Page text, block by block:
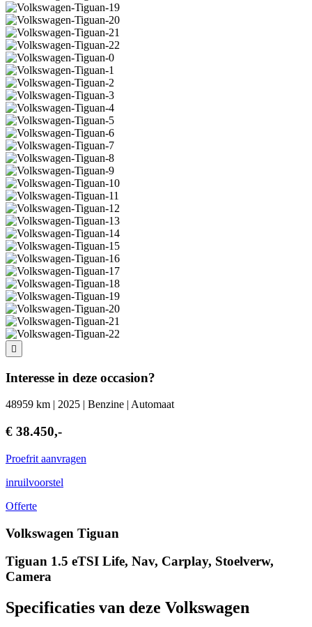
Interesse in deze occasion?
48959 km | 2025 | Benzine | Automaat
€ 38.450,-
Proefrit aanvragen
inruilvoorstel
Offerte
Volkswagen Tiguan
Tiguan 1.5 eTSI Life, Nav, Carplay, Stoelverw,
Camera
Specificaties van deze Volkswagen